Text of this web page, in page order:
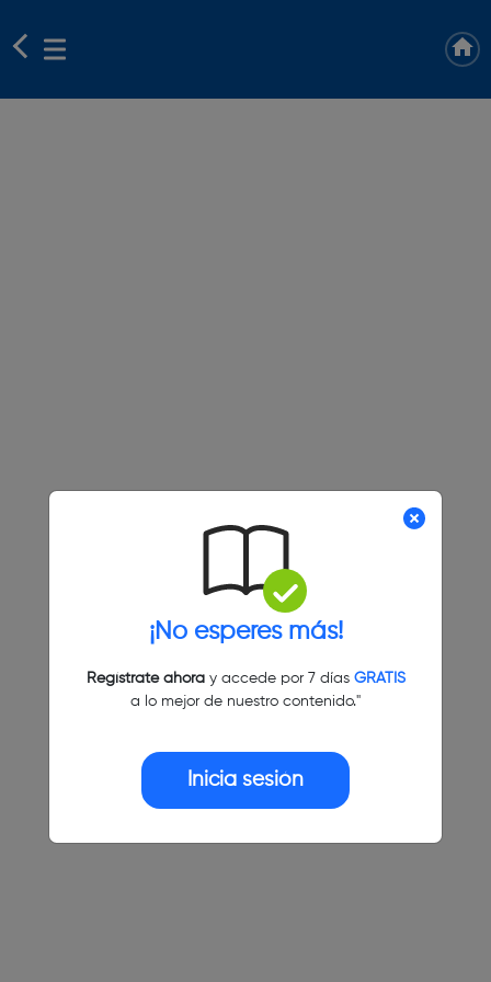
¡No esperes más!
Regístrate ahoray accede por 7 días GRATIS
a lo mejor de nuestro contenido."
Inicia sesión